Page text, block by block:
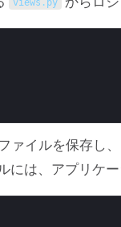
views . py
ァイルを保存し
には、アプリケ